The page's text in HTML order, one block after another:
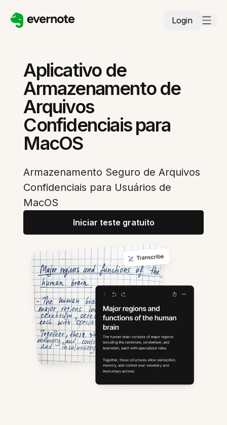
Login
Aplicativo de
Armazenamento de
Arquivos
Confidenciais para
MacOS
Armazenamento Seguro de Arquivos
Confidenciais para Usuários de
MacOS
Iniciar teste gratuito